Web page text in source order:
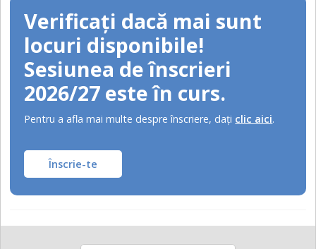
Verificați dacă mai sunt
locuri disponibile!
Sesiunea de înscrieri
2026/27 este în curs.
Pentru a afla mai multe despre înscriere, daţi clic aici.
Înscrie-te